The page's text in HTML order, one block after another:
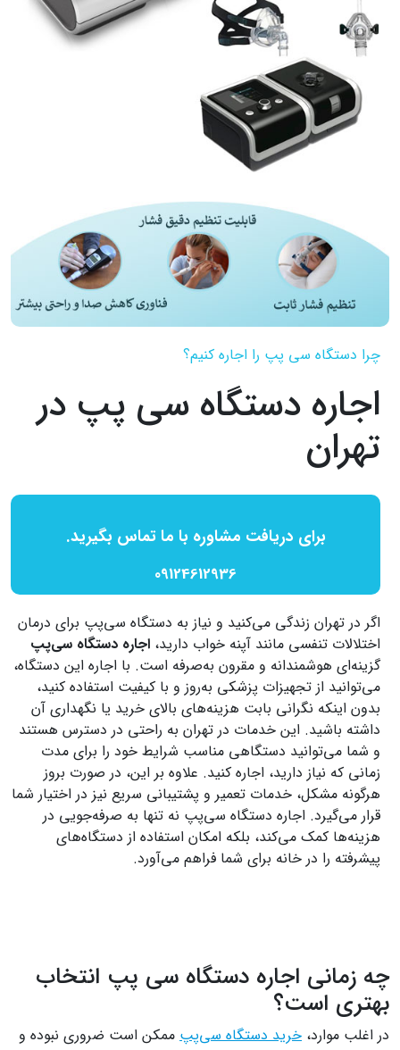
چرا دستگاه سی پپ را اجاره کنیم؟
اجاره دستگاه سی پپ در
تهران
برای دریافت مشاوره با ما تماس بگیرید.
09124612936
اگر در تهران زندگی می‌کنید و نیاز به دستگاه سی‌پپ برای درمان
اختلالات تنفسی مانند آپنه خواب دارید، اجاره دستگاه سی‌پپ
گزینه‌ای هوشمندانه و مقرون به‌صرفه است. با اجاره این دستگاه،
می‌توانید از تجهیزات پزشکی به‌روز و با کیفیت استفاده کنید،
بدون اینکه نگرانی بابت هزینه‌های بالای خرید یا نگهداری آن
داشته باشید. این خدمات در تهران به راحتی در دسترس هستند
و شما می‌توانید دستگاهی مناسب شرایط خود را برای مدت
زمانی که نیاز دارید، اجاره کنید. علاوه بر این، در صورت بروز
هرگونه مشکل، خدمات تعمیر و پشتیبانی سریع نیز در اختیار شما
قرار می‌گیرد. اجاره دستگاه سی‌پپ نه تنها به صرفه‌جویی در
هزینه‌ها کمک می‌کند، بلکه امکان استفاده از دستگاه‌های
پیشرفته را در خانه برای شما فراهم می‌آورد.
چه زمانی اجاره دستگاه سی پپ انتخاب
بهتری است؟
در اغلب موارد، خرید دستگاه سی‌پپ ممکن است ضروری نبوده و